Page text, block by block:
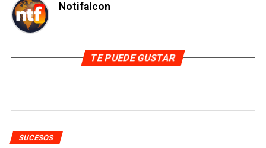
Notifalcon
TE PUEDE GUSTAR
SUCESOS